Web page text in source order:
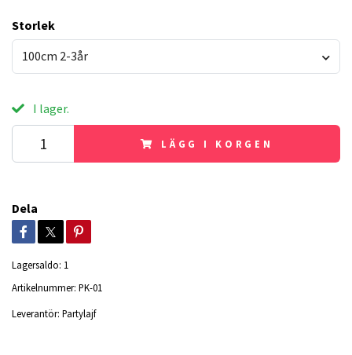
Storlek
100cm 2-3år
I lager.
LÄGG I KORGEN
Dela
Lagersaldo: 1
Artikelnummer: PK-01
Leverantör: Partylajf